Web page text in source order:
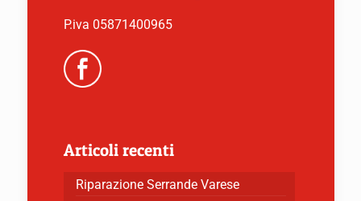
P.iva 05871400965
Articoli recenti
Riparazione Serrande Varese